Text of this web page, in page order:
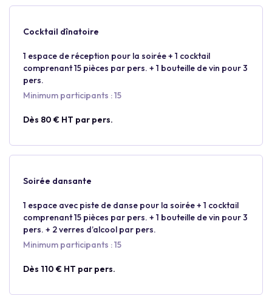
Cocktail dînatoire
1 espace de réception pour la soirée + 1 cocktail
comprenant 15 pièces par pers. + 1 bouteille de vin pour 3
pers.
Minimum participants : 15
Dès 80 € HT par pers.
Soirée dansante
1 espace avec piste de danse pour la soirée + 1 cocktail
comprenant 15 pièces par pers. + 1 bouteille de vin pour 3
pers. + 2 verres d’alcool par pers.
Minimum participants : 15
Dès 110 € HT par pers.